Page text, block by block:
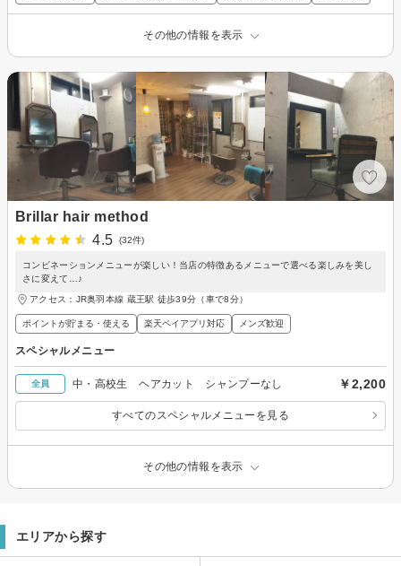
その他の情報を表示
Brillar hair method
4.5
(32件)
コンビネーションメニューが楽しい！当店の特徴あるメニューで選べる楽しみを美し
さに変えて…♪
アクセス：JR奥羽本線 蔵王駅 徒歩39分（車で8分）
ポイントが貯まる・使える 楽天ペイアプリ対応 メンズ歓迎
スペシャルメニュー
全員 中・高校生 ヘアカット シャンプーなし ￥2,200
すべてのスペシャルメニューを見る
その他の情報を表示
エリアから探す